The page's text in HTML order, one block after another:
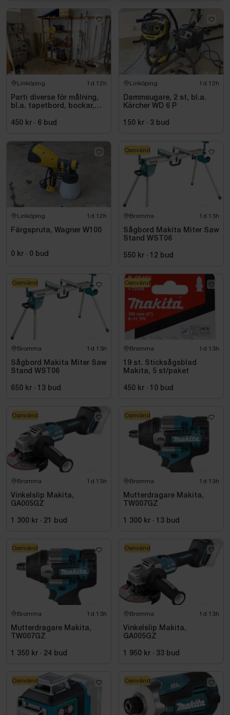
Linköping 1d 12h
Parti diverse för målning,
bl.a. tapetbord, bockar,
redskap
450 kr · 6 bud
Linköping 1d 12h
Dammsugare, 2 st, bl.a.
Kärcher WD 6 P
150 kr · 3 bud
Linköping 1d 12h
Färgspruta, Wagner W100
0 kr · 0 bud
Bromma 1d 13h
Sågbord Makita Miter Saw
Stand WST06
550 kr · 12 bud
Oanvänd
Bromma 1d 13h
Sågbord Makita Miter Saw
Stand WST06
650 kr · 13 bud
Oanvänd
Bromma 1d 13h
19 st. Sticksågsblad
Makita, 5 st/paket
450 kr · 10 bud
Oanvänd
Bromma 1d 13h
Vinkelslip Makita,
GA005GZ
1 300 kr · 21 bud
Oanvänd
Bromma 1d 13h
Mutterdragare Makita,
TW007GZ
1 300 kr · 13 bud
Oanvänd
Bromma 1d 13h
Mutterdragare Makita,
TW007GZ
1 350 kr · 24 bud
Oanvänd
Bromma 1d 13h
Vinkelslip Makita,
GA005GZ
1 950 kr · 33 bud
Oanvänd
Oanvänd Oanvänd